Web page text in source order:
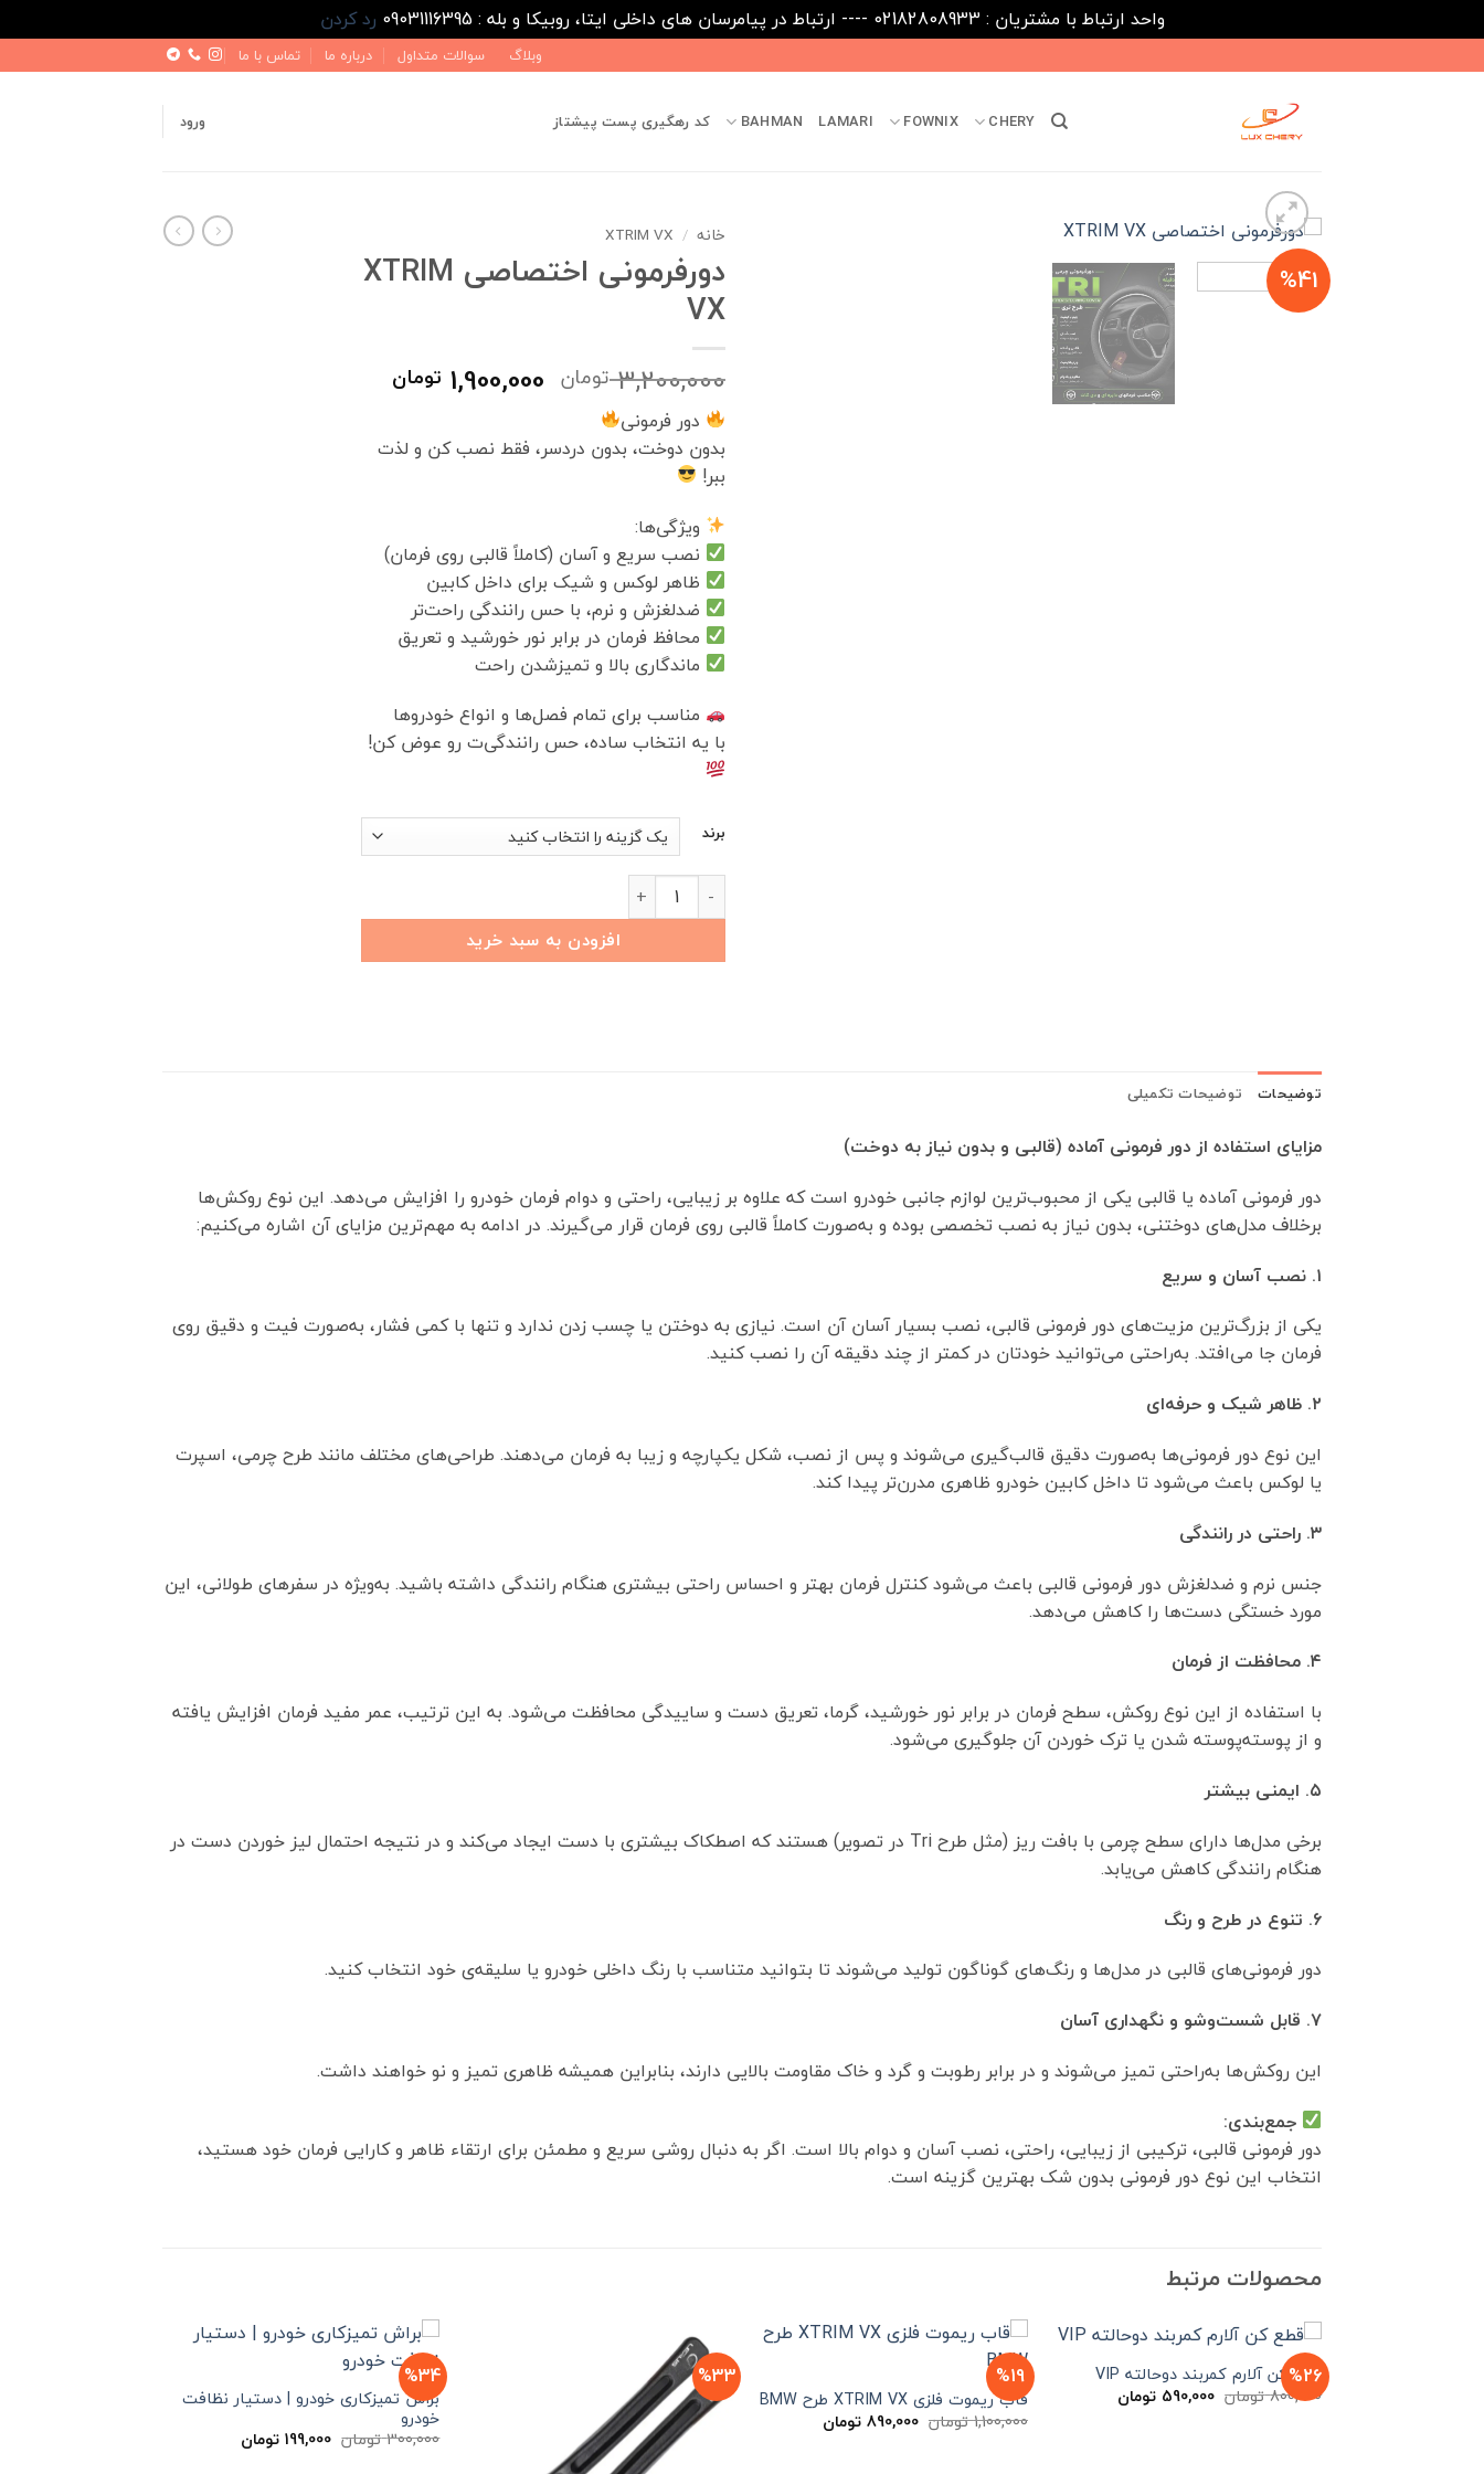
واحد ارتباط با مشتریان : 02182808933 ---- ارتباط در پیامرسان های داخلی ایتا، روبیکا و بله : 09031116395
رد کردن
to
وبلاگ سوالات متداول درباره ما تماس با ما
CHERY
FOWNIX
LAMARI
BAHMAN کد رهگیری پست پیشتاز ورود
%41
خانه /
XTRIM VX
دورفرمونی اختصاصی XTRIM
VX
3,200,000 تومان قیمت
اصلی
3,200,000 تومان
بود.
1,900,000 تومان
است.
دور فرمونی
بدون دوخت، بدون دردسر، فقط نصب کن و لذت
ببر!
ویژگی‌ها:
نصب سریع و آسان (کاملاً قالبی روی فرمان)
ظاهر لوکس و شیک برای داخل کابین
ضدلغزش و نرم، با حس رانندگی راحت‌تر
محافظ فرمان در برابر نور خورشید و تعریق
ماندگاری بالا و تمیزشدن راحت
مناسب برای تمام فصل‌ها و انواع خودروها
با یه انتخاب ساده، حس رانندگی‌ت رو عوض کن!
برند
دورفرمونی اختصاصی XTRIM VX عدد
افزودن به سبد خرید
توضیحات توضیحات تکمیلی
مزایای استفاده از دور فرمونی آماده (قالبی و بدون نیاز به دوخت)
دور فرمونی آماده یا قالبی یکی از محبوب‌ترین لوازم جانبی خودرو است که علاوه بر زیبایی، راحتی و دوام فرمان خودرو را افزایش می‌دهد. این نوع روکش‌ها
برخلاف مدل‌های دوختنی، بدون نیاز به نصب تخصصی بوده و به‌صورت کاملاً قالبی روی فرمان قرار می‌گیرند. در ادامه به مهم‌ترین مزایای آن اشاره می‌کنیم:
۱. نصب آسان و سریع
یکی از بزرگ‌ترین مزیت‌های دور فرمونی قالبی، نصب بسیار آسان آن است. نیازی به دوختن یا چسب زدن ندارد و تنها با کمی فشار، به‌صورت فیت و دقیق روی
فرمان جا می‌افتد. به‌راحتی می‌توانید خودتان در کمتر از چند دقیقه آن را نصب کنید.
۲. ظاهر شیک و حرفه‌ای
این نوع دور فرمونی‌ها به‌صورت دقیق قالب‌گیری می‌شوند و پس از نصب، شکل یکپارچه و زیبا به فرمان می‌دهند. طراحی‌های مختلف مانند طرح چرمی، اسپرت
یا لوکس باعث می‌شود تا داخل کابین خودرو ظاهری مدرن‌تر پیدا کند.
۳. راحتی در رانندگی
جنس نرم و ضدلغزش دور فرمونی قالبی باعث می‌شود کنترل فرمان بهتر و احساس راحتی بیشتری هنگام رانندگی داشته باشید. به‌ویژه در سفرهای طولانی، این
مورد خستگی دست‌ها را کاهش می‌دهد.
۴. محافظت از فرمان
با استفاده از این نوع روکش، سطح فرمان در برابر نور خورشید، گرما، تعریق دست و ساییدگی محافظت می‌شود. به این ترتیب، عمر مفید فرمان افزایش یافته
و از پوسته‌پوسته شدن یا ترک خوردن آن جلوگیری می‌شود.
۵. ایمنی بیشتر
برخی مدل‌ها دارای سطح چرمی با بافت ریز (مثل طرح Tri در تصویر) هستند که اصطکاک بیشتری با دست ایجاد می‌کند و در نتیجه احتمال لیز خوردن دست در
هنگام رانندگی کاهش می‌یابد.
۶. تنوع در طرح و رنگ
دور فرمونی‌های قالبی در مدل‌ها و رنگ‌های گوناگون تولید می‌شوند تا بتوانید متناسب با رنگ داخلی خودرو یا سلیقه‌ی خود انتخاب کنید.
۷. قابل شست‌وشو و نگهداری آسان
این روکش‌ها به‌راحتی تمیز می‌شوند و در برابر رطوبت و گرد و خاک مقاومت بالایی دارند، بنابراین همیشه ظاهری تمیز و نو خواهند داشت.
جمع‌بندی:
دور فرمونی قالبی، ترکیبی از زیبایی، راحتی، نصب آسان و دوام بالا است. اگر به دنبال روشی سریع و مطمئن برای ارتقاء ظاهر و کارایی فرمان خود هستید،
انتخاب این نوع دور فرمونی بدون شک بهترین گزینه است.
محصولات مرتبط
%26
قطع کن آلارم کمربند دوحالته VIP
800,000 تومان قیمت
اصلی
590,000 تومان
590,000 تومان
%19
قاب ریموت فلزی XTRIM VX طرح BMW
1,100,000 تومان قیمت
اصلی
890,000 تومان
%33
%34
براش تمیزکاری خودرو | دستیار نظافت
خودرو
300,000 تومان قیمت
اصلی
199,000 تومانقیمت
فعلی